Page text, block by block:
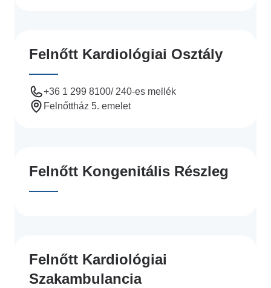
Felnőtt Kardiológiai Osztály
+36 1 299 8100/ 240-es mellék
Felnőttház 5. emelet
Felnőtt Kongenitális Részleg
Felnőtt Kardiológiai
Szakambulancia